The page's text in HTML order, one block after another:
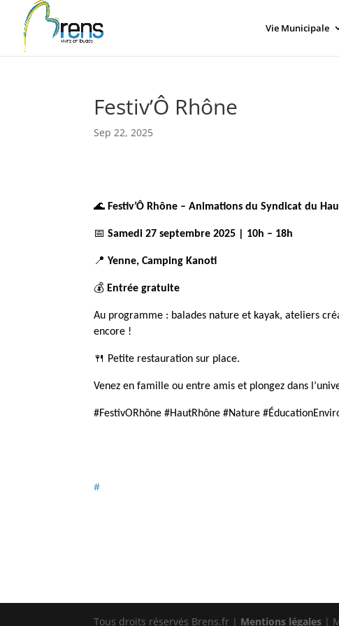
Vie Municipale
Festiv’Ô Rhône
Sep 22, 2025
🌊Festiv’Ô Rhône – Animations du Syndicat du
📅Samedi 27 septembre 2025 | 10h – 18h
📍Yenne, Camping Kanoti
💰 Entrée gratuite
Au programme : balades nature et kayak, ateliers
encore !
🍴 Petite restauration sur place.
Venez en famille ou entre amis et plongez dans
#FestivORhône #HautRhône #Nature
#
Tous droits réservés Brens.fr | Mentions légales |
Panneau de gestion des cookies